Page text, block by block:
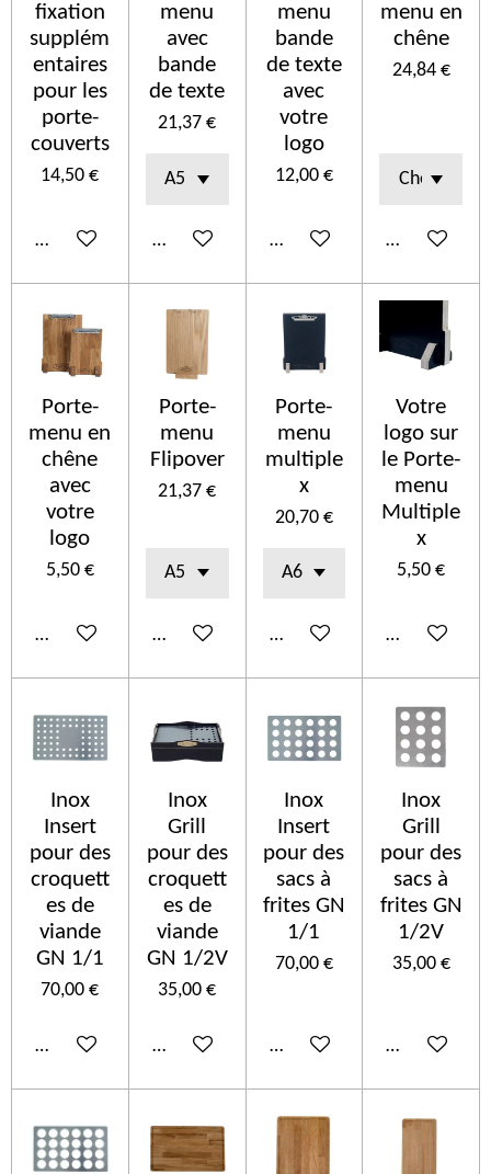
fixation
supplém
entaires
pour les
porte-
couverts
14,50 €
Añadir al carrito
menu
avec
bande
de texte
21,37 €
Añadir al carrito
menu
bande
de texte
avec
votre
logo
12,00 €
Añadir al carrito
menu en
chêne
24,84 €
Añadir al
Porte-
menu en
chêne
avec
votre
logo
5,50 €
Añadir al carrito
Porte-
menu
Flipover
21,37 €
Añadir al carrito
Porte-
menu
multiple
x
20,70 €
Añadir al carrito
Votre
logo sur
le Porte-
menu
Multiple
x
5,50 €
Añadir al
Inox
Insert
pour des
croquett
es de
viande
GN 1/1
70,00 €
Añadir al carrito
Inox
Grill
pour des
croquett
es de
viande
GN 1/2V
35,00 €
Añadir al carrito
Inox
Insert
pour des
sacs à
frites GN
1/1
70,00 €
Añadir al carrito
Inox
Grill
pour des
sacs à
frites GN
1/2V
35,00 €
Añadir al